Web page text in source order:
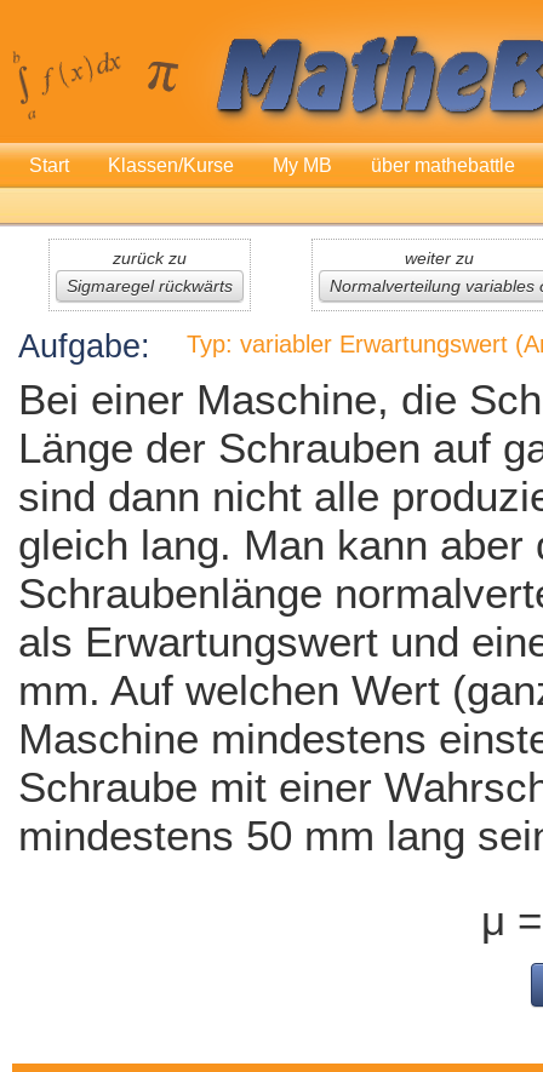
Start Klassen/Kurse My MB über mathebattle
zurück zu
Sigmaregel rückwärts
weiter zu
Normalverteilung variables
Aufgabe: Typ: variabler Erwartungswert
Bei einer Maschine, die
Länge der Schrauben auf
sind dann nicht alle
gleich lang. Man kann
Schraubenlänge
als Erwartungswert und
mm. Auf welchen Wert
Maschine mindestens
Schraube mit einer
mindestens 50 mm lang
μ =